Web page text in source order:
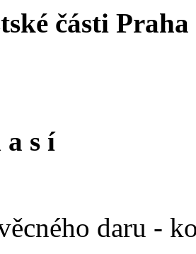
části Praha
a s í
daru -